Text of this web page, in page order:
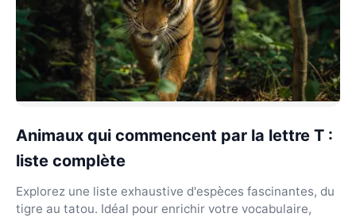
Animaux qui commencent par la lettre T :
liste complète
Explorez une liste exhaustive d'espèces fascinantes, du
tigre au tatou. Idéal pour enrichir votre vocabulaire,